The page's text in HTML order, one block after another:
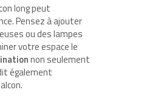
long peut
Pensez à ajouter
ou des lampes
votre espace le
non seulement
également